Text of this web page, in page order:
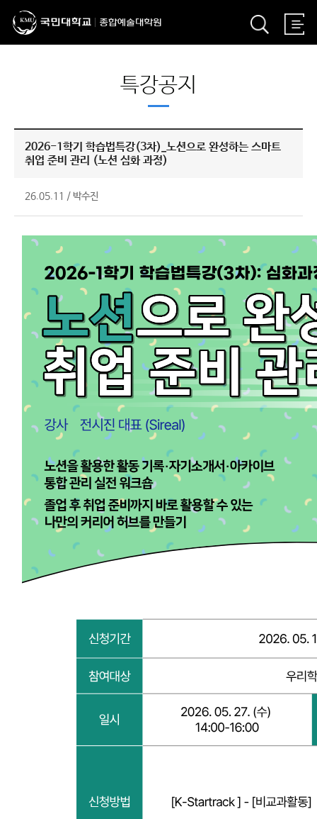
특강공지
2026-1학기 학습법특강(3차)_노션으로 완성하는 스마트
취업 준비 관리 (노션 심화 과정)
26.05.11 /박수진